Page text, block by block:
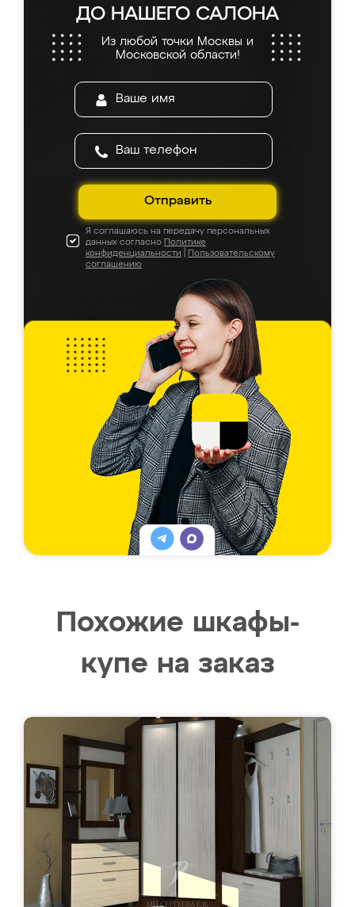
ДО НАШЕГО САЛОНА
Из любой точки Москвы и
Московской области!
Отправить
Я соглашаюсь на передачу персональных
данных согласно Политике
конфиденциальности
Пользовательскому
соглашению
Похожие шкафы-
купе на заказ